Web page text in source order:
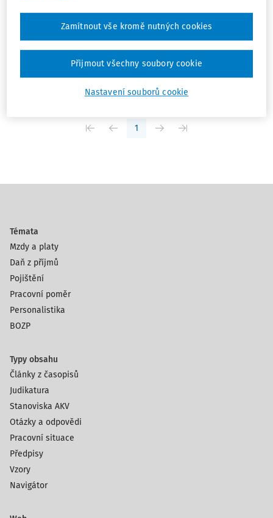
V tomto vydání týdeníku se zmíním o zavedení
jednorázové náhrady místo odstupného, právu určit si
Ing. Miroslav Bulla
1
Témata
Mzdy a platy
Daň z příjmů
Pojištění
Pracovní poměr
Personalistika
BOZP
Typy obsahu
Články z časopisů
Judikatura
Stanoviska AKV
Otázky a odpovědi
Pracovní situace
Předpisy
Vzory
Navigátor
Nastavení souborů cookie
Zamítnout vše kromě nutných cookies
Přijmout všechny soubory cookie